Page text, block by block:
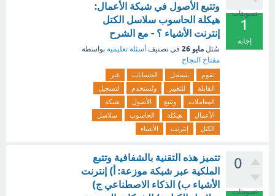
تصويتات
1
إجابة
وتتبع الأصول في شبكة الأعمال:
هيكلة الحاسوب سلاسل الكتل
إنترنت الأشياء ؟ - مع الشرح
سُئل مايو 26 في تصنيف أسئلة تعليمية بواسطة
مفتاح النجاح
تقوم بتسجل الحسابات
غير
القابلة
للتغيير وتُستخدم
لتسجيل
المعاملات
وتتبع الأصول
شبكة
الأعمال
هيكلة الحاسوب
سلاسل
الكتل
إنترنت الأشياء
0
تصويتات
تتميز هذه التقنية بالشفافية وتتبع
الملكية عبر شبكة موزعة: أ) إنترنت
الأشياء ب) الذكاء الاصطناعي ج)